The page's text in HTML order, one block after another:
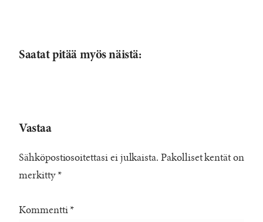
Saatat pitää myös näistä:
Vastaa
Sähköpostiosoitettasi ei julkaista. Pakolliset kentät on
merkitty *
Kommentti *